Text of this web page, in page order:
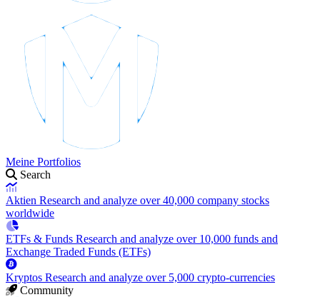
Meine Portfolios
Search
Aktien Research and analyze over 40,000 company stocks
worldwide
ETFs & Funds Research and analyze over 10,000 funds and
Exchange Traded Funds (ETFs)
Kryptos Research and analyze over 5,000 crypto-currencies
Community